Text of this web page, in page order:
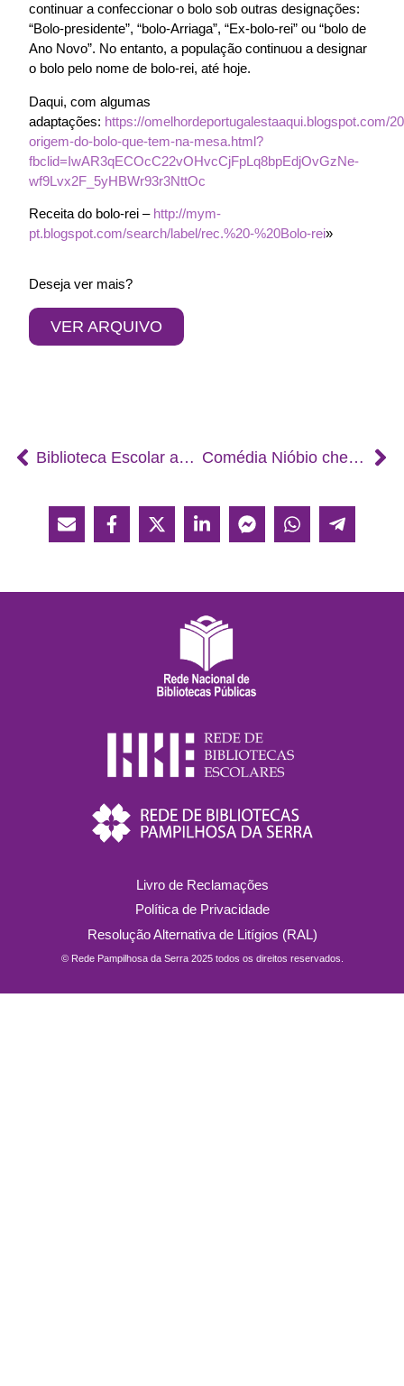
continuar a confeccionar o bolo sob outras designações:
“Bolo-presidente”, “bolo-Arriaga”, “Ex-bolo-rei” ou “bolo de
Ano Novo”. No entanto, a população continuou a designar
o bolo pelo nome de bolo-rei, até hoje.
Daqui, com algumas
adaptações: https://omelhordeportugalestaaqui.blogspot.com/
origem-do-bolo-que-tem-na-mesa.html?
fbclid=IwAR3qECOcC22vOHvcCjFpLq8bpEdjOvGzNe-
wf9Lvx2F_5yHBWr93r3NttOc
Receita do bolo-rei – http://mym-
pt.blogspot.com/search/label/rec.%20-%20Bolo-rei»
Deseja ver mais?
VER ARQUIVO
Biblioteca Escolar associa-se ao Dia do Pijama Comédia Nióbio chega ao Auditório Municipal
Livro de Reclamações
Política de Privacidade
Resolução Alternativa de Litígios (RAL)
© Rede Pampilhosa da Serra 2025 todos os direitos reservados.